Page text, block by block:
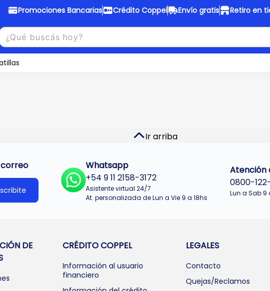
Promociones Bancarias Crédito Coppel Envío gratis Retiro en
Crédito Coppel
Hasta
Envío gratis
Ir arriba
Whatsapp
+54 9 11 2158-3172
Asistente virtual 24/7
At. personalizada de Lun a Vie 9 a 18hs
Atención
0800-
Lun a Sab 9
DE
CRÉDITO COPPEL
Información al usuario
financiero
LEGALES
Contacto
Quejas/Reclamos